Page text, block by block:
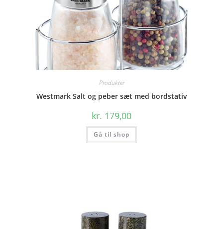
Produkter
Westmark Salt og peber sæt med bordstativ
kr. 179,00
Gå til shop